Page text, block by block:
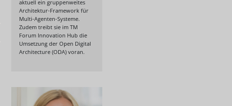
aktuell ein gruppenweites
Architektur-Framework für
Multi-Agenten-Systeme.
Zudem treibt sie im TM
Forum Innovation Hub die
Umsetzung der Open Digital
Architecture (ODA) voran.